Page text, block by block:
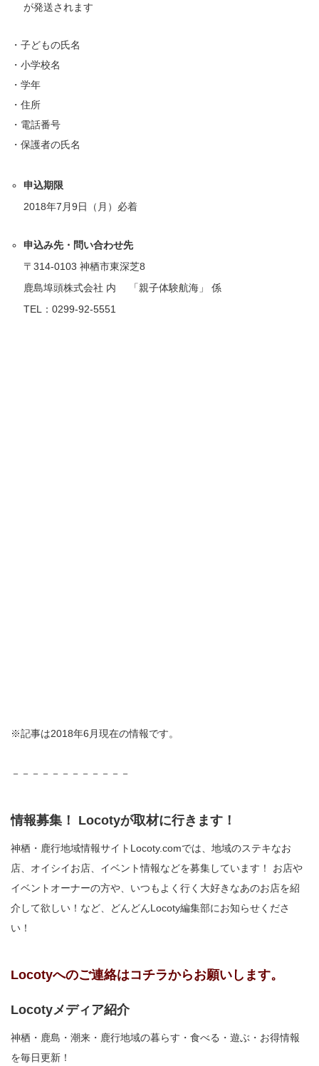
が発送されます
・子どもの氏名
・小学校名
・学年
・住所
・電話番号
・保護者の氏名
申込期限
2018年7月9日（月）必着
申込み先・問い合わせ先
〒314-0103 神栖市東深芝8
鹿島埠頭株式会社 内 「親子体験航海」 係
TEL：0299-92-5551
※記事は2018年6月現在の情報です。
－－－－－－－－－－－－
情報募集！ Locotyが取材に行きます！
神栖・鹿行地域情報サイトLocoty.comでは、地域のステキなお
店、オイシイお店、イベント情報などを募集しています！ お店や
イベントオーナーの方や、いつもよく行く大好きなあのお店を紹
介して欲しい！など、どんどんLocoty編集部にお知らせくださ
い！
Locotyへのご連絡はコチラからお願いします。
Locotyメディア紹介
神栖・鹿島・潮来・鹿行地域の暮らす・食べる・遊ぶ・お得情報
を毎日更新！